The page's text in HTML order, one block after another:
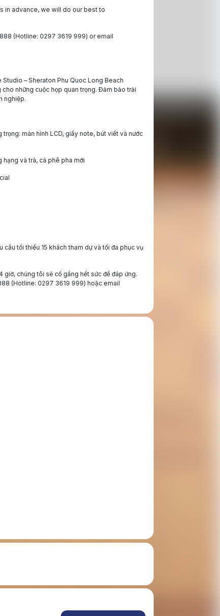
in advance, we will do our best to
(Hotline: 0297 3619 999) or email
– Sheraton Phu Quoc Long Beach
những cuộc họp quan trọng. Đảm bảo trải
nghiệp.
màn hình LCD, giấy note, bút viết và nước
hạng và trà, cà phê pha mới
tối thiểu 15 khách tham dự và tối đa phục vụ
chúng tôi sẽ cố gắng hết sức để đáp ứng.
(Hotline: 0297 3619 999)‬ hoặc email